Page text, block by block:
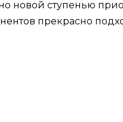
новой ступенью
прекрасно